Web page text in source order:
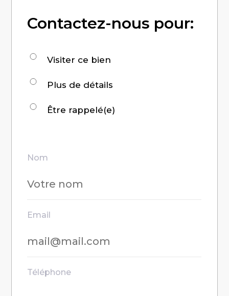
Contactez-nous pour:
Demande
Visiter ce bien
Plus de détails
Être rappelé(e)
Nom
Email
Téléphone